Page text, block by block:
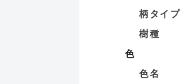
柄タイプ
樹種
色
色名